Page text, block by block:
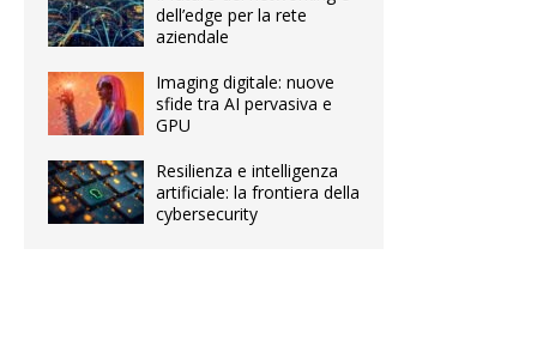
dell’edge per la rete
aziendale
Imaging digitale: nuove
sfide tra AI pervasiva e
GPU
Resilienza e intelligenza
artificiale: la frontiera della
cybersecurity